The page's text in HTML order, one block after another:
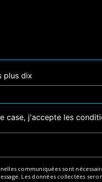
plus dix
case, j'accepte les
communiquées sont
Les données collectées